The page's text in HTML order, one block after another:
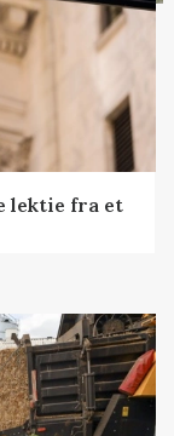
lektie fra et